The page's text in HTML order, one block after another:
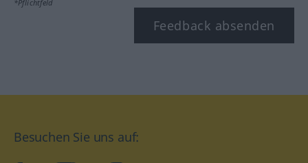
*Pflichtfeld
Feedback absenden
Besuchen Sie uns auf: